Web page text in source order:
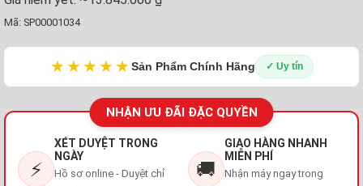
Mã: SP00001034
★★★★★Sản Phẩm Chính Hãng ✓ Uy tín
NHẬN ƯU ĐÃI ĐẶC QUYỀN
⚡
XÉT DUYỆT TRONG
NGÀY
Hồ sơ online - Duyệt chỉ
🚚
GIAO HÀNG NHANH
MIỄN PHÍ
Nhận máy ngay trong